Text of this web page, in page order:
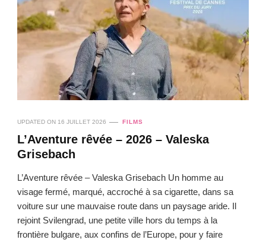
UPDATED ON 16 JUILLET 2026 FILMS
L’Aventure rêvée – 2026 – Valeska
Grisebach
L’Aventure rêvée – Valeska Grisebach Un homme au
visage fermé, marqué, accroché à sa cigarette, dans sa
voiture sur une mauvaise route dans un paysage aride. Il
rejoint Svilengrad, une petite ville hors du temps à la
frontière bulgare, aux confins de l’Europe, pour y faire